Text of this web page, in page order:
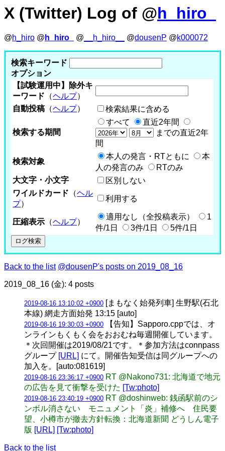
X (Twitter) Log of @h_hiro_
@h_hiro @ h_hiro_ @ __h_hiro__ @dousenP @k000072
検索キーワード
オプション
【試験運用中】除外キ
ーワード （ヘルプ）
自動投稿 （ヘルプ） 検索結果に含める
検索する期間
すべて
直近2年間
までの直近2年
間
検索対象
本人の発言・RTともに
本
人の発言のみ
RTのみ
大文字・小文字
区別しない
ワイルドカード （ヘル
プ）
利用する
圧縮表示 （ヘルプ）
適用なし（全投稿表示）
1
件/1日
3件/1日 5件/1日
Back to the list @dousenP's posts on 2019_08_16
2019_08_16 (金): 4 posts
2019-08-16 13:10:02 +0900 [まもなく始発列車] 生野駅(石北
本線) 網走方面始発 13:15 [auto]
2019-08-16 19:30:03 +0900 【告知】Sapporo.cppでは、オ
ンラインもくもく会をおおむね毎週開催しています。
＊次回開催は2019/08/21です。＊参加方法はconnpass
グループ [URL] にて。開催告知受信は同グループへの
加入を。[auto:081619]
2019-08-16 23:36:17 +0900 RT @Nakono731: 北海道で地元
の広告を見て衝撃を受けた [Tw:photo]
2019-08-16 23:40:19 +0900 RT @doshinweb: 銭函駅前のシ
ンボル消さない モニュメント「炎」補修へ 住民要
望、小樽市が撤去方針転換：北海道新聞 どうしん電子
版 [URL] [Tw:photo]
Back to the list